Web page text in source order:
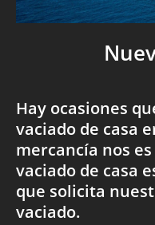
Hay ocasiones
vaciado de casa
mercancía nos
vaciado de casa
que solicita
vaciado.